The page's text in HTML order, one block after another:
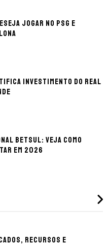
jogar no PSG e
investimento do Real
Betsul: veja como
em 2026
recursos e